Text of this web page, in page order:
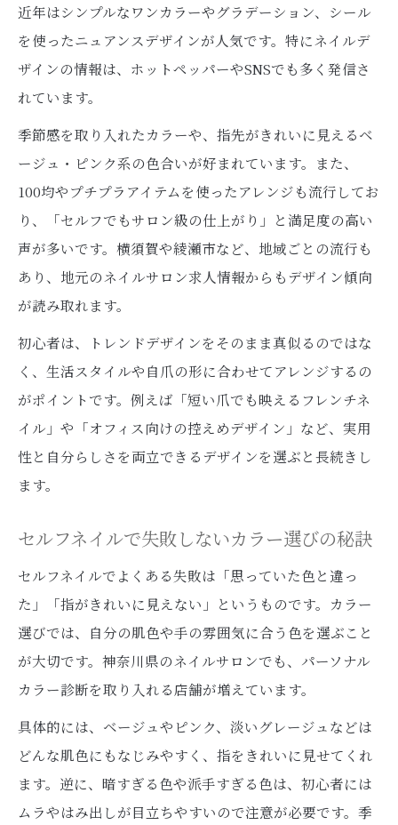
近年はシンプルなワンカラーやグラデーション、シール
を使ったニュアンスデザインが人気です。特にネイルデ
ザインの情報は、ホットペッパーやSNSでも多く発信さ
れています。
季節感を取り入れたカラーや、指先がきれいに見えるベ
ージュ・ピンク系の色合いが好まれています。また、
100均やプチプラアイテムを使ったアレンジも流行してお
り、「セルフでもサロン級の仕上がり」と満足度の高い
声が多いです。横須賀や綾瀬市など、地域ごとの流行も
あり、地元のネイルサロン求人情報からもデザイン傾向
が読み取れます。
初心者は、トレンドデザインをそのまま真似るのではな
く、生活スタイルや自爪の形に合わせてアレンジするの
がポイントです。例えば「短い爪でも映えるフレンチネ
イル」や「オフィス向けの控えめデザイン」など、実用
性と自分らしさを両立できるデザインを選ぶと長続きし
ます。
セルフネイルで失敗しないカラー選びの秘訣
セルフネイルでよくある失敗は「思っていた色と違っ
た」「指がきれいに見えない」というものです。カラー
選びでは、自分の肌色や手の雰囲気に合う色を選ぶこと
が大切です。神奈川県のネイルサロンでも、パーソナル
カラー診断を取り入れる店舗が増えています。
具体的には、ベージュやピンク、淡いグレージュなどは
どんな肌色にもなじみやすく、指をきれいに見せてくれ
ます。逆に、暗すぎる色や派手すぎる色は、初心者には
ムラやはみ出しが目立ちやすいので注意が必要です。季